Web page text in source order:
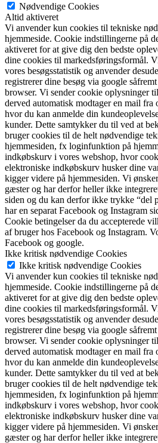
Nødvendige Cookies
Altid aktiveret
Vi anvender kun cookies til tekniske
hjemmeside. Cookie indstillingerne på
aktiveret for at give dig den bedste
dine cookies til markedsføringsformål.
vores besøgsstatistik og anvender
registrerer dine besøg via google
browser. Vi sender cookie oplysninger
derved automatisk modtager en mail
hvor du kan anmelde din
kunder. Dette samtykker du til ved at
bruger cookies til de helt nødvendige
hjemmesiden, fx loginfunktion på
indkøbskurv i vores webshop, hvor
elektroniske indkøbskurv husker dine
kigger videre på hjemmesiden. Vi
gæster og har derfor heller ikke
siden og du kan derfor ikke trykke “del
har en separat Facebook og Instagram
Cookie betingelser da du accepterede
af bruger hos Facebook og Instagram.
Facebook og google.
Ikke kritisk nødvendige Cookies
Ikke kritisk nødvendige Cookies
Vi anvender kun cookies til tekniske
hjemmeside. Cookie indstillingerne på
aktiveret for at give dig den bedste
dine cookies til markedsføringsformål.
vores besøgsstatistik og anvender
registrerer dine besøg via google
browser. Vi sender cookie oplysninger
derved automatisk modtager en mail
hvor du kan anmelde din
kunder. Dette samtykker du til ved at
bruger cookies til de helt nødvendige
hjemmesiden, fx loginfunktion på
indkøbskurv i vores webshop, hvor
elektroniske indkøbskurv husker dine
kigger videre på hjemmesiden. Vi
gæster og har derfor heller ikke